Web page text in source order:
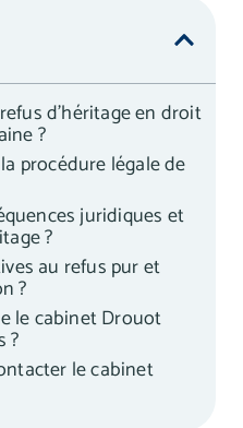
d’héritage en droit
?
procédure légale de
juridiques et
?
au refus pur et
?
le cabinet Drouot
?
le cabinet